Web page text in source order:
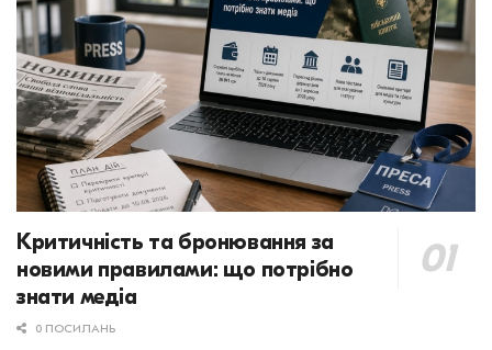
Критичність та бронювання за
новими правилами: що потрібно
знати медіа
0 ПОСИЛАНЬ